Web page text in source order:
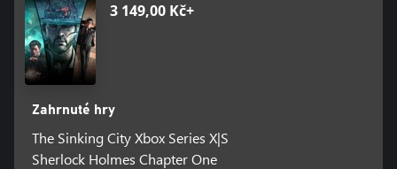
3 149,00 Kč+
Zahrnuté hry
The Sinking City Xbox Series X|S
Sherlock Holmes Chapter One